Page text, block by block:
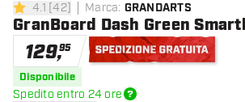
4.1 stelle di valutazione
4.1 [42] Marca: GRANDARTS
GranBoard Dash Green
129,95
Disponibile
Spedito entro 24 ore